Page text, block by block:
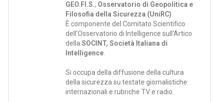
GEO.FI.S., Osservatorio di Geopolitica e
Filosofia della Sicurezza (UniRC).
È componente del Comitato Scientifico
dell’Osservatorio di Intelligence sull’Artico
dellaSOCINT, Società Italiana di
Intelligence.
Si occupa della diffusione della cultura
della sicurezza su testate giornalistiche
internazionali e rubriche TV e radio.